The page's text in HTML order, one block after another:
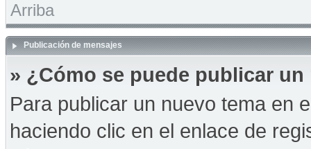
Arriba
Publicación de mensajes
» ¿Cómo se puede publicar
Para publicar un nuevo tema en
haciendo clic en el enlace de